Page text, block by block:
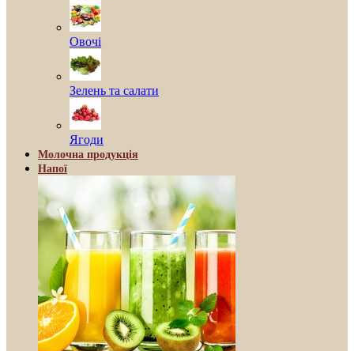
Овочі
Зелень та салати
Ягоди
Молочна продукція
Напої